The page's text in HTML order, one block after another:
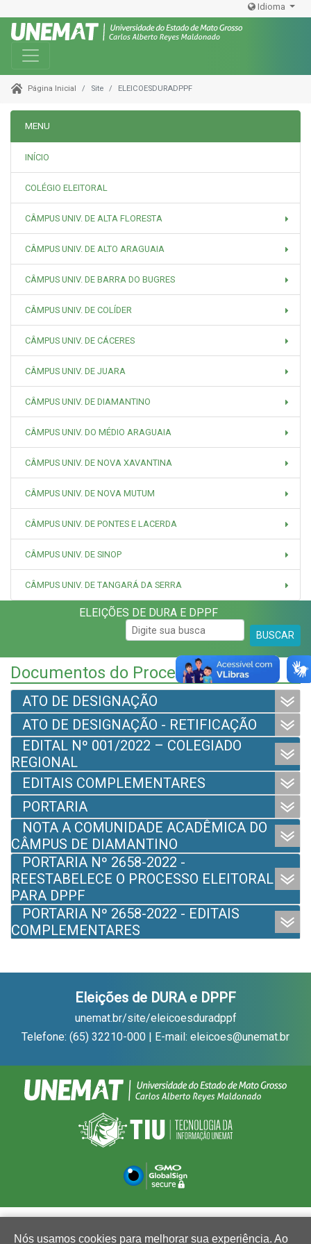
Idioma
Toggle navigation
Página Inicial Site ELEICOESDURADPPF
MENU
INÍCIO
COLÉGIO ELEITORAL
CÂMPUS UNIV. DE ALTA FLORESTA
CÂMPUS UNIV. DE ALTO ARAGUAIA
CÂMPUS UNIV. DE BARRA DO BUGRES
CÂMPUS UNIV. DE COLÍDER
CÂMPUS UNIV. DE CÁCERES
CÂMPUS UNIV. DE JUARA
CÂMPUS UNIV. DE DIAMANTINO
CÂMPUS UNIV. DO MÉDIO ARAGUAIA
CÂMPUS UNIV. DE NOVA XAVANTINA
CÂMPUS UNIV. DE NOVA MUTUM
CÂMPUS UNIV. DE PONTES E LACERDA
CÂMPUS UNIV. DE SINOP
CÂMPUS UNIV. DE TANGARÁ DA SERRA
ELEIÇÕES DE DURA E DPPF
BUSCAR
Documentos do Processo Eleitoral
ATO DE DESIGNAÇÃO
ATO DE DESIGNAÇÃO - RETIFICAÇÃO
EDITAL Nº 001/2022 – COLEGIADO
REGIONAL
EDITAIS COMPLEMENTARES
PORTARIA
NOTA A COMUNIDADE ACADÊMICA DO
CÂMPUS DE DIAMANTINO
PORTARIA Nº 2658-2022 -
REESTABELECE O PROCESSO ELEITORAL
PARA DPPF
PORTARIA Nº 2658-2022 - EDITAIS
COMPLEMENTARES
Eleições de DURA e DPPF
unemat.br/site/eleicoesduradppf
Telefone: (65) 32210-000 | E-mail: eleicoes@unemat.br
Nós usamos cookies para melhorar sua experiência. Ao